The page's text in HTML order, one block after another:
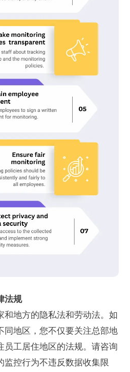
法规
和地方的隐私法和劳动法。如
同地区，您不仅要关注总部地
员工居住地区的法规。请咨询
监控行为不违反数据收集限